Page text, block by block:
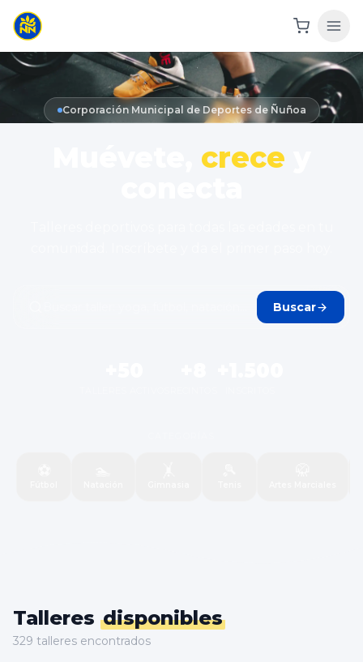
Corporación Municipal de Deportes de Ñuñoa
crece
Buscar
Talleres disponibles
329 talleres encontrados